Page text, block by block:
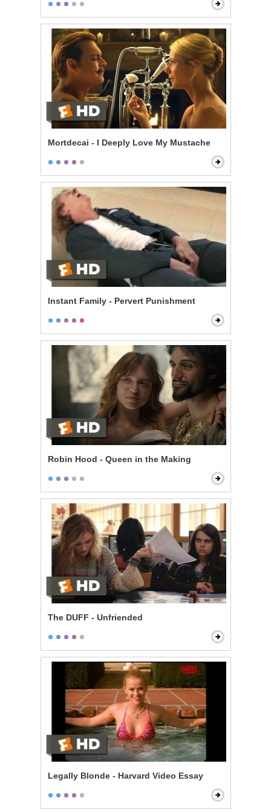
Mortdecai - I Deeply Love My Mustache
Instant Family - Pervert Punishment
Robin Hood - Queen in the Making
The DUFF - Unfriended
Legally Blonde - Harvard Video Essay